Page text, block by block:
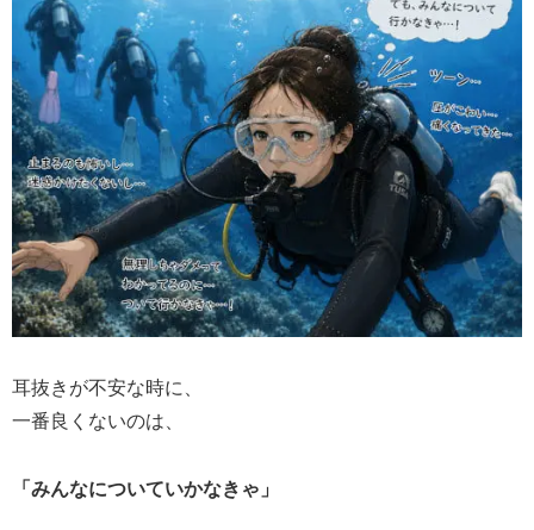
耳抜きが不安な時に、
一番良くないのは、
「みんなについていかなきゃ」